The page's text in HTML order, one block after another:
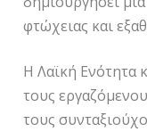
φτώχειας και
Η Λαϊκή Ενότητα
τους
τους